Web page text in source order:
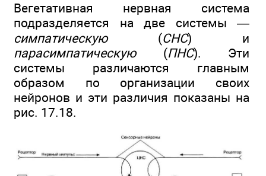
Вегетативная нервная система
подразделяется на две системы —
симпатическую(СНС) и
парасимпатическую(ПНС). Эти
системы различаются главным
образом по организации своих
нейронов и эти различия показаны на
рис. 17.18.